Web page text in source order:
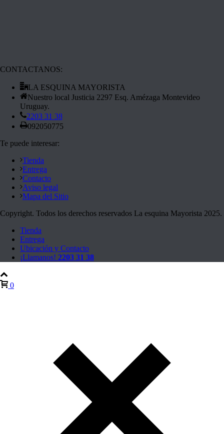
CONTACTANOS:
LA ESQUINA MAYORISTA
Nuestro local Justicia 2297 Esq. Amézaga Montevideo
Uruguay.
2203 31 38
092050775
Te puede interesar:
Tienda
Entrega
Contacto
Aviso legal
Mapa del Sitio
Copyright. Todos los derechos reservados La esquina Mayorista 2025.
Tienda
Entrega
Ubicación y Contacto
¡Llamanos! 2203 31 38
0